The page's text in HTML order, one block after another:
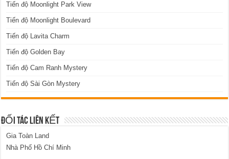
Tiến độ Moonlight Park View
Tiến độ Moonlight Boulevard
Tiến độ Lavita Charm
Tiến độ Golden Bay
Tiến độ Cam Ranh Mystery
Tiến độ Sài Gòn Mystery
ĐỐI TÁC LIÊN KẾT
Gia Toàn Land
Nhà Phố Hồ Chí Minh